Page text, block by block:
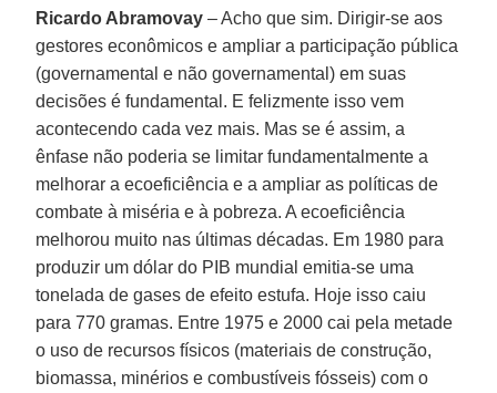
Ricardo Abramovay – Acho que sim. Dirigir-se aos
gestores econômicos e ampliar a participação pública
(governamental e não governamental) em suas
decisões é fundamental. E felizmente isso vem
acontecendo cada vez mais. Mas se é assim, a
ênfase não poderia se limitar fundamentalmente a
melhorar a ecoeficiência e a ampliar as políticas de
combate à miséria e à pobreza. A ecoeficiência
melhorou muito nas últimas décadas. Em 1980 para
produzir um dólar do PIB mundial emitia-se uma
tonelada de gases de efeito estufa. Hoje isso caiu
para 770 gramas. Entre 1975 e 2000 cai pela metade
o uso de recursos físicos (materiais de construção,
biomassa, minérios e combustíveis fósseis) com o